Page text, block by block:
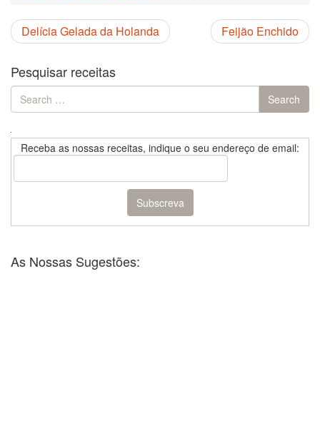
Feijão Enchido
Delícia Gelada da Holanda
Pesquisar receitas
Search
for:
Search
Receba as nossas receitas, indique o seu endereço de email:
As Nossas Sugestões: